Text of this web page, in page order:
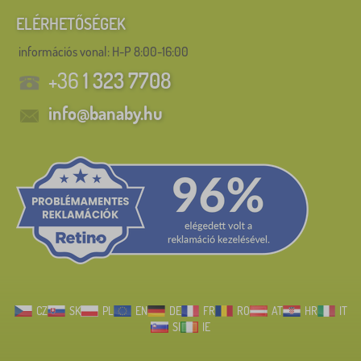
ELÉRHETŐSÉGEK
információs vonal: H-P 8:00-16:00
+361 323 7708
info@banaby.hu
CZ SK PL EN DE FR RO AT HR
IT
SI
IE